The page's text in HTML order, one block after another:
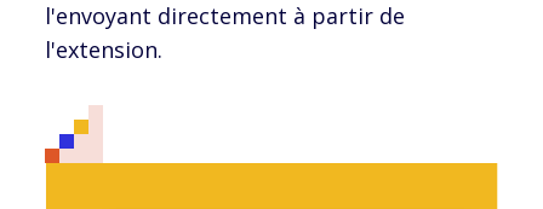
l'envoyant directement à partir de
l'extension.